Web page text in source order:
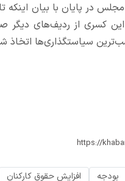
در پایان با بیان اینکه
کسری از ردیف‌های دیگر
سیاستگذاری‌ها اتخاذ
بودجه افزایش حقوق کارکنان